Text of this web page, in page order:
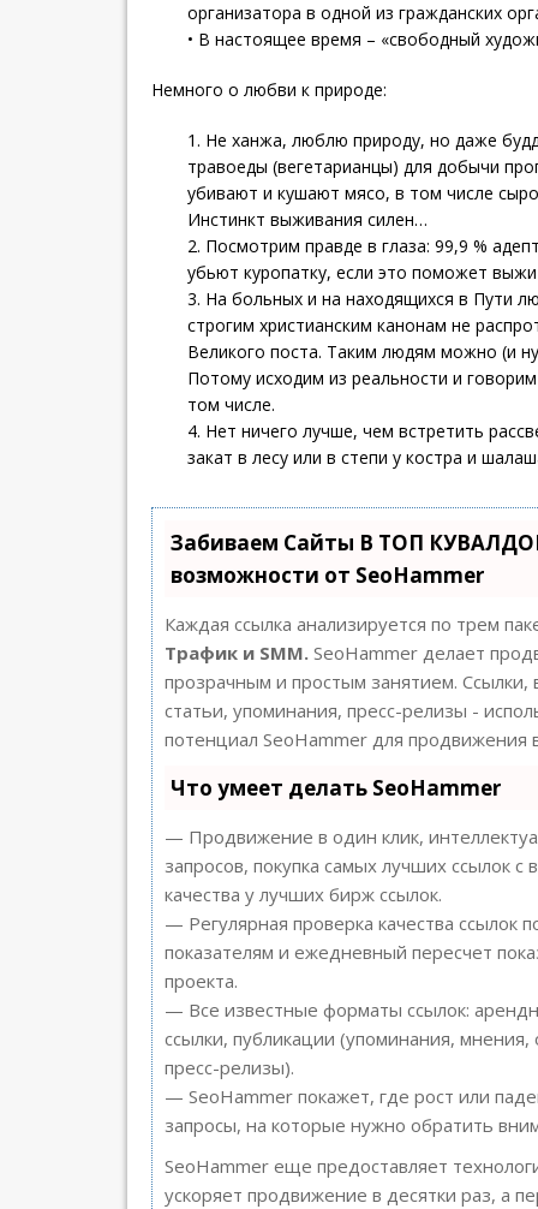
организатора в одной из гражданских
• В настоящее время – «свободный
Немного о любви к природе:
1. Не ханжа, люблю природу, но даже
травоеды (вегетарианцы) для добычи
убивают и кушают мясо, в том числе
Инстинкт выживания силен…
2. Посмотрим правде в глаза: 99,9 %
убьют куропатку, если это поможет
3. На больных и на находящихся в Пути
строгим христианским канонам не
Великого поста. Таким людям можно (и
Потому исходим из реальности и
том числе.
4. Нет ничего лучше, чем встретить
закат в лесу или в степи у костра и
Забиваем Сайты В ТОП
возможности от SeoHammer
Каждая ссылка анализируется по трем
Трафик и SMM. SeoHammer делает
прозрачным и простым занятием. Ссылки,
статьи, упоминания, пресс-релизы -
потенциал SeoHammer для продвижения
Что умеет делать SeoHammer
— Продвижение в один клик,
запросов, покупка самых лучших ссылок с
качества у лучших бирж ссылок.
— Регулярная проверка качества ссылок
показателям и ежедневный пересчет
проекта.
— Все известные форматы ссылок:
ссылки, публикации (упоминания, мнения,
пресс-релизы).
— SeoHammer покажет, где рост или
запросы, на которые нужно обратить
SeoHammer еще предоставляет
ускоряет продвижение в десятки раз, а